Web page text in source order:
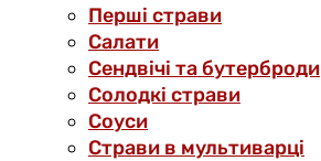
Перші страви
Салати
Сендвічі та бутерброди
Солодкі страви
Соуси
Страви в мультиварці